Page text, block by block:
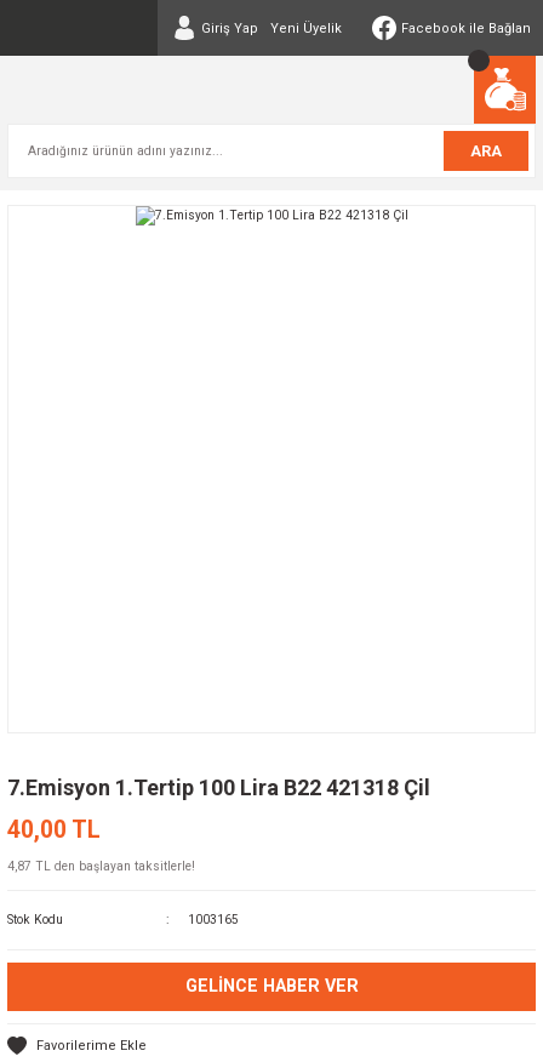
Giriş Yap Yeni Üyelik Facebook ile Bağlan
ARA
7.Emisyon 1.Tertip 100 Lira B22 421318 Çil
40,00 TL
4,87 TL den başlayan taksitlerle!
Stok Kodu 1003165
GELINCE HABER VER